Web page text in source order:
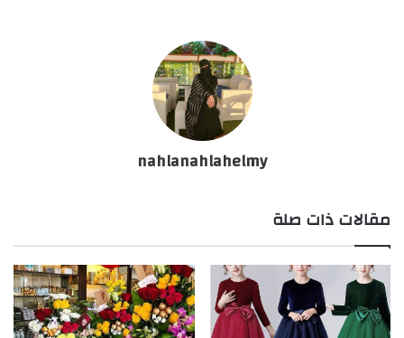
nahlanahlahelmy
مقالات ذات صلة